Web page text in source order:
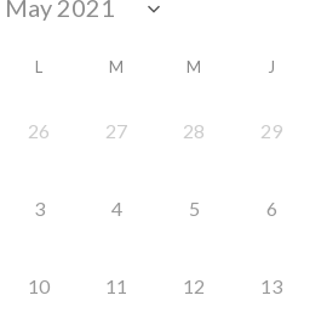
L M M J
26 27 28 29
3 4 5 6
10 11 12 13